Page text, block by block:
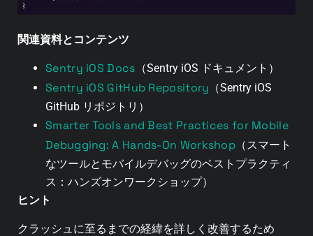
関連資料とコンテンツ
Sentry iOS Docs （Sentry iOS ドキュメント）
Sentry iOS GitHub Repository （Sentry iOS
GitHub リポジトリ）
Smarter Tools and Best Practices for Mobile
Debugging: A Hands-On Workshop （スマート
なツールとモバイルデバッグのベストプラクティ
ス：ハンズオンワークショップ）
ヒント
クラッシュに至るまでの経緯を詳しく改善するため